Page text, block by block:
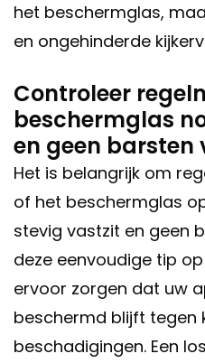
het beschermglas,
en ongehinderde
Controleer
beschermglas
en geen barsten
Het is belangrijk om
of het beschermglas
stevig vastzit en geen
deze eenvoudige tip
ervoor zorgen dat uw
beschermd blijft tegen
beschadigingen. Een